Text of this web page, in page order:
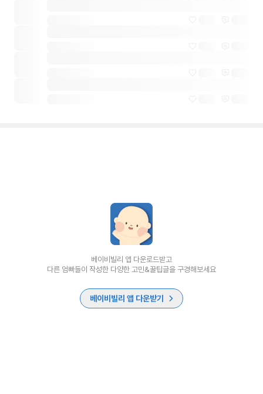
베이비빌리 앱 다운로드받고
다른 엄빠들이 작성한 다양한 고민&꿀팁글을 구경해보세요
베이비빌리 앱 다운받기